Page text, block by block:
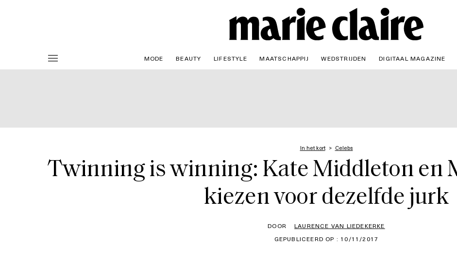
MODE BEAUTY LIFESTYLE MAATSCHAPPIJ WEDSTRIJDEN DIGITAAL MAGAZINE
In het kort Celebs
Twinning is winning: Kate Middleton en
kiezen voor dezelfde jurk
DOOR
LAURENCE VAN LIEDEKERKE
GEPUBLICEERD OP : 10/11/2017